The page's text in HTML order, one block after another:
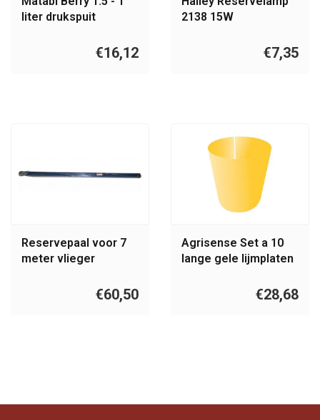
liter drukspuit
€16,12
2138 15W
€7,35
Reservepaal voor 7
meter vlieger
€60,50
Agrisense Set a 10
lange gele lijmplaten
€28,68